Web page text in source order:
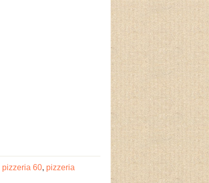
pizzeria 60, pizzeria